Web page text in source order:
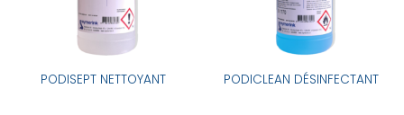
PODISEPT NETTOYANT PODICLEAN DÉSINFECTANT